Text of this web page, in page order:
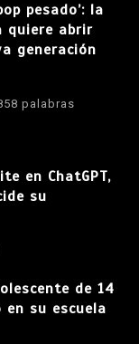
pesado’: la
quiere abrir
generación
palabras
en ChatGPT,
su
de 14
su escuela